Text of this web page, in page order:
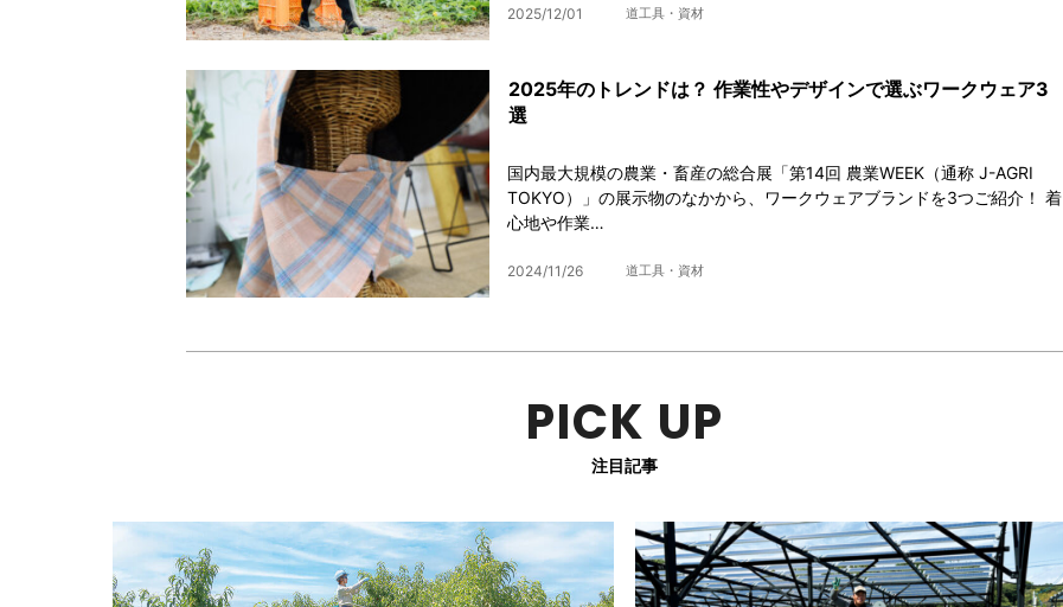
2025/12/01 道工具・資材
2025年のトレンドは？ 作業性やデザインで選ぶワークウェア3
選
国内最大規模の農業・畜産の総合展「第14回 農業WEEK（通称 J-AGRI
TOKYO）」の展示物のなかから、ワークウェアブランドを3つご紹介！ 着
心地や作業…
2024/11/26 道工具・資材
PICK UP
注目記事